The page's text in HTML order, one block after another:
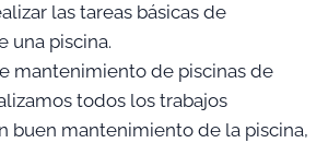
las tareas básicas de
una piscina.
mantenimiento de piscinas de
todos los trabajos
buen mantenimiento de la piscina,